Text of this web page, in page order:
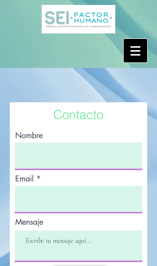
Contacto
Nombre
Email
Mensaje